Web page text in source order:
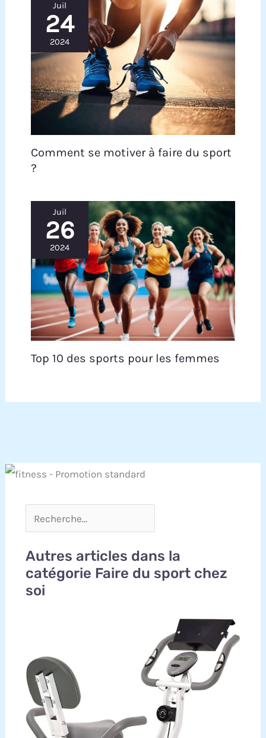
Juil
24
2024
Comment se motiver à faire du sport
?
Juil
26
2024
Top 10 des sports pour les femmes
Autres articles dans la
catégorie Faire du sport chez
soi